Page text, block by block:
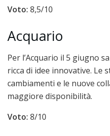
Voto: 8,5/10
Acquario
Per l’Acquario il 5 giugno
ricca di idee innovative. Le
cambiamenti e le nuove
maggiore disponibilità.
Voto: 8/10